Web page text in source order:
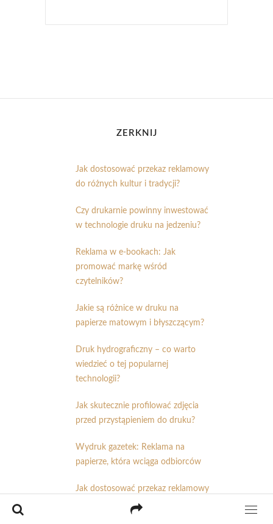
ZERKNIJ
Jak dostosować przekaz reklamowy
do różnych kultur i tradycji?
Czy drukarnie powinny inwestować
w technologie druku na jedzeniu?
Reklama w e-bookach: Jak
promować markę wśród
czytelników?
Jakie są różnice w druku na
papierze matowym i błyszczącym?
Druk hydrograficzny – co warto
wiedzieć o tej popularnej
technologii?
Jak skutecznie profilować zdjęcia
przed przystąpieniem do druku?
Wydruk gazetek: Reklama na
papierze, która wciąga odbiorców
Jak dostosować przekaz reklamowy
do różnych etapów ścieżki